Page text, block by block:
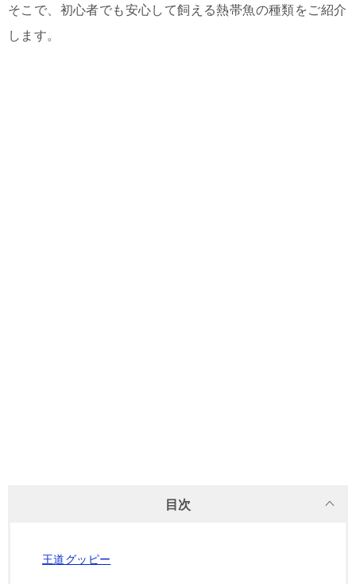
そこで、初心者でも安心して飼える熱帯魚の種類をご紹介
します。
目次
王道グッピー